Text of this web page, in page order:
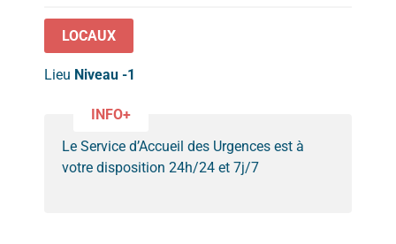
LOCAUX
Lieu Niveau -1
INFO+
Le Service d’Accueil des Urgences est à
votre disposition 24h/24 et 7j/7